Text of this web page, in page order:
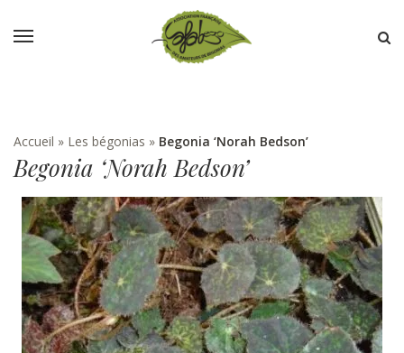
Accueil » Les bégonias » Begonia ‘Norah Bedson’
Begonia ‘Norah Bedson’